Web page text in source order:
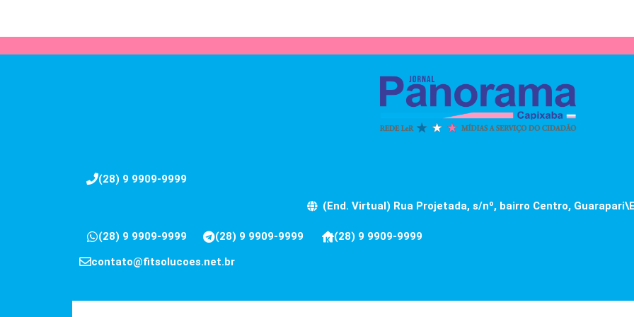
(28) 9 9909-9999
(End. Virtual) Rua Projetada, s/nº, bairro Centro,
(28) 9 9909-9999 (28) 9 9909-9999
(28) 9 9909-9999
contato@fitsolucoes.net.br